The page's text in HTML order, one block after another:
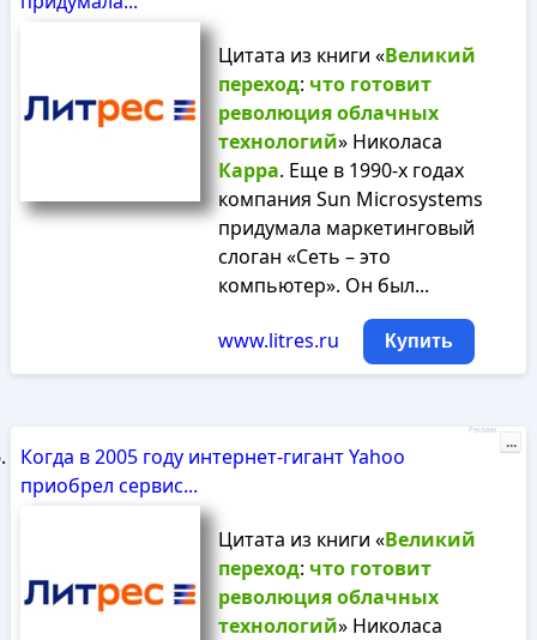
Цитата из книги «Великий
переход: что готовит
революцияоблачных
технологий» Николаса
Карра. Еще в 1990-х годах
компания Sun Microsystems
придумала маркетинговый
слоган «Сеть – это
компьютер». Он был...
www.litres.ru Купить
Когда в 2005 году интернет-гигант Yahoo
приобрел сервис...
Цитата из книги «Великий
переход: что готовит
революцияоблачных
технологий» Николаса
Реклама
...